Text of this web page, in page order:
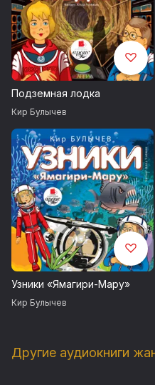
Подземная лодка
Кир Булычев
Узники «Ямагири-Мару»
Кир Булычев
Другие аудиокниги